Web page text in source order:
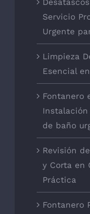
Servicio
Urgente
Limpieza
Esencial
Fontanero
de baño
Revisión
y Corta en
Práctica
Fontanero